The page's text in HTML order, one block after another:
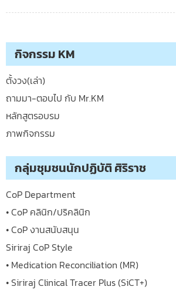
กิจกรรม KM
ตั้งวง(เล่า)
ถามมา-ตอบไป กับ Mr.KM
หลักสูตรอบรม
ภาพกิจกรรม
กลุ่มชุมชนนักปฏิบัติ ศิริราช
CoP Department
• CoP คลินิก/ปริคลินิก
• CoP งานสนับสนุน
Siriraj CoP Style
• Medication Reconciliation (MR)
• Siriraj Clinical Tracer Plus (SiCT+)